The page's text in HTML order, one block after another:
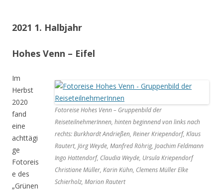
2021 1. Halbjahr
Hohes Venn – Eifel
Fotoreise Hohes Venn – Gruppenbild der
ReiseteilnehmerInnen, hinten beginnend von links nach
rechts: Burkhardt Andrießen, Reiner Kriependorf, Klaus
Rautert, Jörg Weyde, Manfred Röhrig, Joachim Feldmann
Ingo Hattendorf, Claudia Weyde, Ursula Kriependorf
Christiane Müller, Karin Kühn, Clemens Müller Elke
Schierholz, Marion Rautert
Im
Herbst
2020
fand
eine
achttägi
ge
Fotoreis
e des
„Grünen